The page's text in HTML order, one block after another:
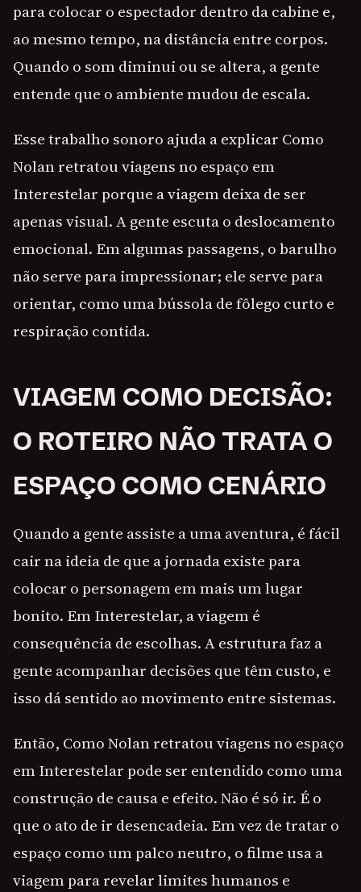
para colocar o espectador dentro da cabine e,
ao mesmo tempo, na distância entre corpos.
Quando o som diminui ou se altera, a gente
entende que o ambiente mudou de escala.
Esse trabalho sonoro ajuda a explicar Como
Nolan retratou viagens no espaço em
Interestelar porque a viagem deixa de ser
apenas visual. A gente escuta o deslocamento
emocional. Em algumas passagens, o barulho
não serve para impressionar; ele serve para
orientar, como uma bússola de fôlego curto e
respiração contida.
VIAGEM COMO DECISÃO:
O ROTEIRO NÃO TRATA O
ESPAÇO COMO CENÁRIO
Quando a gente assiste a uma aventura, é fácil
cair na ideia de que a jornada existe para
colocar o personagem em mais um lugar
bonito. Em Interestelar, a viagem é
consequência de escolhas. A estrutura faz a
gente acompanhar decisões que têm custo, e
isso dá sentido ao movimento entre sistemas.
Então, Como Nolan retratou viagens no espaço
em Interestelar pode ser entendido como uma
construção de causa e efeito. Não é só ir. É o
que o ato de ir desencadeia. Em vez de tratar o
espaço como um palco neutro, o filme usa a
viagem para revelar limites humanos e